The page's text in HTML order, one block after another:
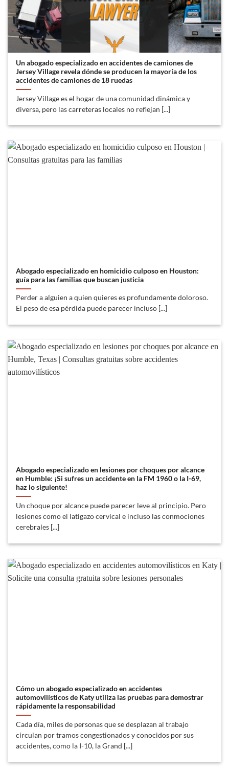
Un abogado especializado en accidentes de camiones de
Jersey Village revela dónde se producen la mayoría de los
accidentes de camiones de 18 ruedas
Jersey Village es el hogar de una comunidad dinámica y
diversa, pero las carreteras locales no reflejan [...]
Abogado especializado en homicidio culposo en Houston:
guía para las familias que buscan justicia
Perder a alguien a quien quieres es profundamente doloroso.
El peso de esa pérdida puede parecer incluso [...]
Abogado especializado en lesiones por choques por alcance
en Humble: ¡Si sufres un accidente en la FM 1960 o la I-69,
haz lo siguiente!
Un choque por alcance puede parecer leve al principio. Pero
lesiones como el latigazo cervical e incluso las conmociones
cerebrales [...]
Cómo un abogado especializado en accidentes
automovilísticos de Katy utiliza las pruebas para demostrar
rápidamente la responsabilidad
Cada día, miles de personas que se desplazan al trabajo
circulan por tramos congestionados y conocidos por sus
accidentes, como la I-10, la Grand [...]